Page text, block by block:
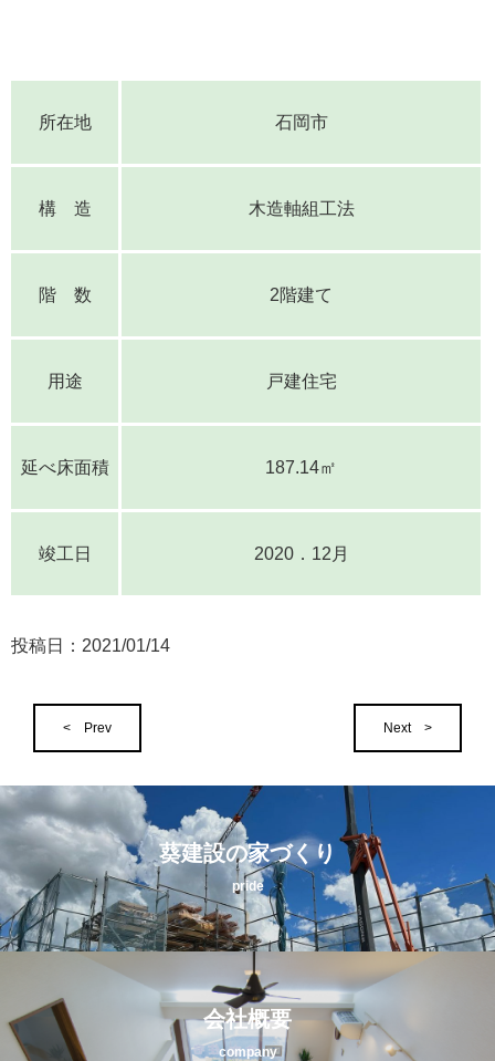
所在地 石岡市
構 造 木造軸組工法
階 数 2階建て
用途 戸建住宅
延べ床面積 187.14㎡
竣工日 2020．12月
投稿日： 2021/01/14
< Prev Next >
会社概要
company
葵建設の家づくり
pride